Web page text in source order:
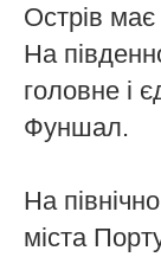
Острів має
На
головне і
Фуншал.
На
міста